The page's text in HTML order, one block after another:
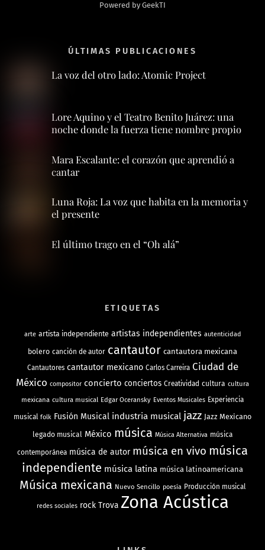
Powered by GeekTI
ÚLTIMAS PUBLICACIONES
La voz del otro lado: Atomic Project
Lore Aquino y el Teatro Benito Juárez: una
noche donde la fuerza tiene nombre propio
Mara Escalante: el corazón que aprendió a
cantar
Luna Roja: La voz que habita en la memoria y
el presente
El último trago en el “Oh alá”
ETIQUETAS
arte artista independiente artistas independientes autenticidad
bolero canción de autor cantautor cantautora mexicana
Cantautores cantautor mexicano Carlos Carreira Ciudad de
México compositor concierto conciertos Creatividad cultura cultura
mexicana cultura musical Edgar Oceransky Eventos Musicales Experiencia
musical folk Fusión Musical industria musical jazz Jazz Mexicano
legado musical México música Música Alternativa música
contemporánea música de autor música en vivo música
independiente música latina música latinoamericana
Música mexicana Nuevo Sencillo poesía Producción musical
redes sociales rock Trova Zona Acústica